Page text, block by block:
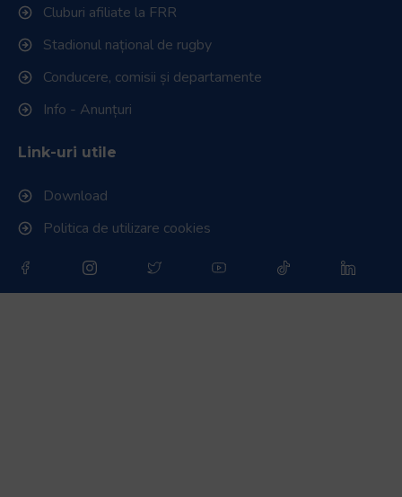
Cluburi afiliate la FRR
Stadionul național de rugby
Conducere, comisii și departamente
Info - Anunțuri
Link-uri utile
Download
Politica de utilizare cookies